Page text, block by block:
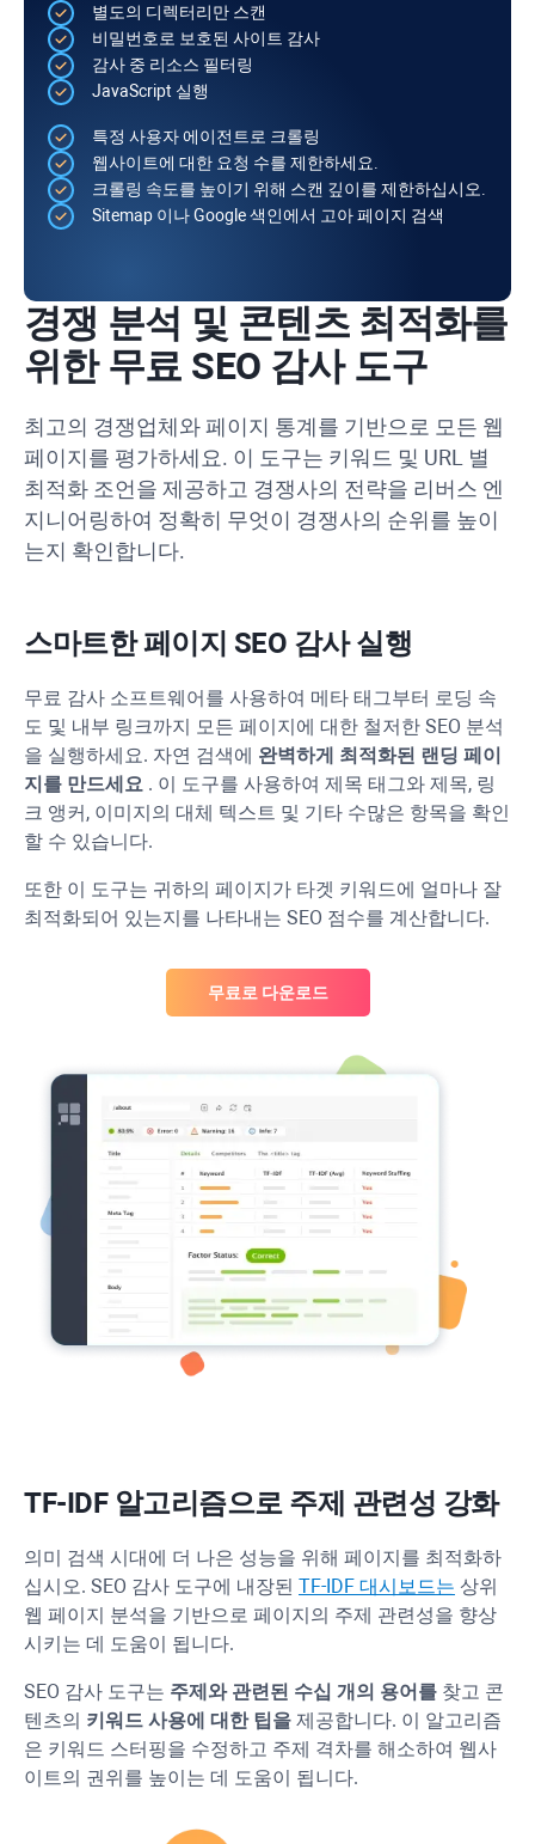
별도의 디렉터리만 스캔
비밀번호로 보호된 사이트 감사
감사 중 리소스 필터링
JavaScript 실행
특정 사용자 에이전트로 크롤링
웹사이트에 대한 요청 수를 제한하세요.
크롤링 속도를 높이기 위해 스캔 깊이를 제한하십시오.
Sitemap 이나 Google 색인에서 고아 페이지 검색
경쟁 분석 및 콘텐츠 최적화를
위한 무료 SEO 감사 도구
최고의 경쟁업체와 페이지 통계를 기반으로 모든 웹
페이지를 평가하세요. 이 도구는 키워드 및 URL 별
최적화 조언을 제공하고 경쟁사의 전략을 리버스 엔
지니어링하여 정확히 무엇이 경쟁사의 순위를 높이
는지 확인합니다.
스마트한 페이지 SEO 감사 실행
무료 감사 소프트웨어를 사용하여 메타 태그부터 로딩 속
도 및 내부 링크까지 모든 페이지에 대한 철저한 SEO 분석
을 실행하세요. 자연 검색에 완벽하게 최적화된 랜딩 페이
지를 만드세요 . 이 도구를 사용하여 제목 태그와 제목, 링
크 앵커, 이미지의 대체 텍스트 및 기타 수많은 항목을 확인
할 수 있습니다.
또한 이 도구는 귀하의 페이지가 타겟 키워드에 얼마나 잘
최적화되어 있는지를 나타내는 SEO 점수를 계산합니다.
무료로 다운로드
TF-IDF알고리즘으로 주제 관련성 강화
의미 검색 시대에 더 나은 성능을 위해 페이지를 최적화하
십시오. SEO 감사 도구에 내장된 TF-IDF 대시보드는 상위
웹 페이지 분석을 기반으로 페이지의 주제 관련성을 향상
시키는 데 도움이 됩니다.
SEO 감사 도구는 주제와 관련된 수십 개의 용어를 찾고 콘
텐츠의 키워드 사용에 대한 팁을 제공합니다. 이 알고리즘
은 키워드 스터핑을 수정하고 주제 격차를 해소하여 웹사
이트의 권위를 높이는 데 도움이 됩니다.